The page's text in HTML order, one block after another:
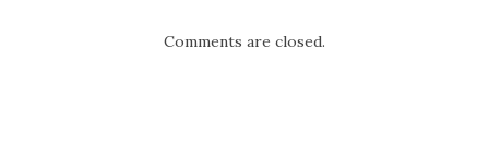
Comments are closed.